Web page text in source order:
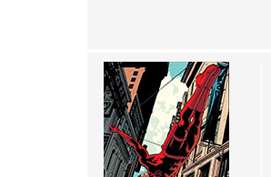
o
n
e
w
e
b